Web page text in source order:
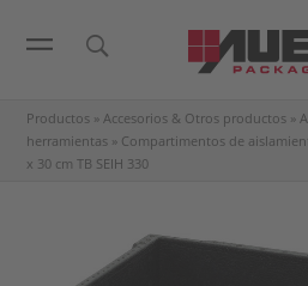
Productos » Accesorios & Otros productos »
herramientas » Compartimentos de
x 30 cm TB SEIH 330